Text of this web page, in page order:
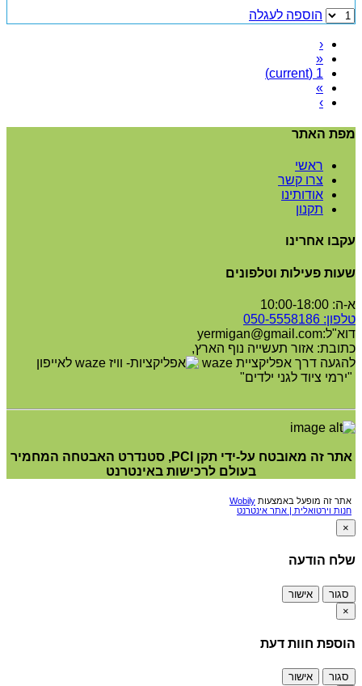
הוספה לעגלה
‹
«
1
(current)
»
›
מפת האתר
ראשי
צרו קשר
אודותינו
תקנון
עקבו אחרינו
שעות פעילות וטלפונים
א-ה: 10:00-18:00
טלפון: 0 50-5558186
דוא"ל:yermigan@gmail.com
כתובת: אזור תעשייה נוף הארץ,
להגעה דרך אפליקציית waze
"ירמי ציוד לגני ילדים"
אתר זה מאובטח על-ידי תקן PCI, סטנדרט האבטחה המחמיר
בעולם לרכישות באינטרנט
אתר זה מופעל באמצעות Wobily
חנות וירטואלית | אתר אינטרנט
×
שלח הודעה
סגור
אישור
×
הוספת חוות דעת
סגור אישור